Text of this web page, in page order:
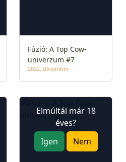
Fúzió: A Top Cow-
univerzum #7
2022. december
Elmúltál már 18
éves?
Igen
Nem